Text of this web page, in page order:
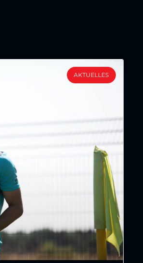
AKTUELLES